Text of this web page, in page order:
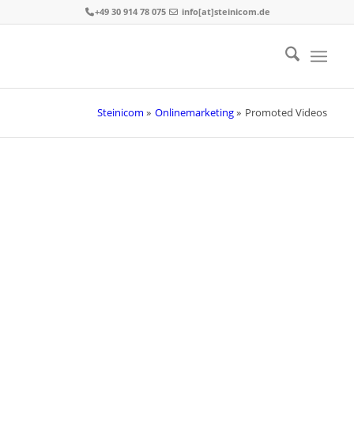
+49 30 914 78 075 info[at]steinicom.de
Steinicom » Onlinemarketing» Promoted Videos